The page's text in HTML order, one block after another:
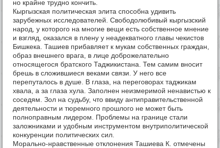
но крайне трудно кончить.
Кыргызская политическая элита способна удивить
зарубежных исследователей. Свободолюбивый кыргызский
народ, у которого на многие вещи есть собственное мнение
и взгляд, оказался в плену у неадекватного главы чекистов
Бишкека. Ташиев прибавляет к мукам собственных граждан,
образ внешнего врага, в лице доброжелательно
относящегося братского Таджикистана. Тем самим вносит
брешь в сложившиеся веками связи. У него все
перепуталось в душе. В глаза, на переговорах таджикам
хвала, а за глаза хула. Заполнен неизмеримой ненавистью к
соседям. Зол на судьбу, что ввиду антиправительственной
деятельности и тюремного прошлого не может быть
полноправным лидером. Проблемы на границе стали
заложниками и удобным инструментом внутриполитической
конкуренции политических сил.
Морально-нравственные отклонения Ташиева К. отмечены